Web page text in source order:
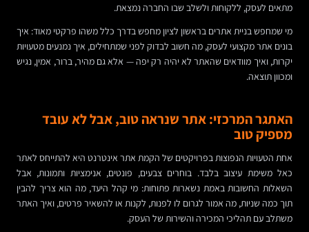
מתאים לעסק, ללקוחות ולשלב שבו החברה נמצאת.
מי שמחפש בניית אתרים בראשון לציון מחפש בדרך כלל משהו פרקטי מאוד: איך
בונים אתר מקצועי לעסק, מה חשוב לבדוק לפני שמתחילים, איך נמנעים מטעויות
יקרות, ואיך מוודאים שהאתר לא יהיה רק יפה — אלא גם מהיר, ברור, אמין, נגיש
ומכוון תוצאה.
האתגר המרכזי: אתר שנראה טוב, אבל לא עובד
מספיק טוב
אחת הטעויות הנפוצות בפרויקטים של הקמת אתר אינטרנט היא להתייחס לאתר
כאל משימת עיצוב בלבד. בוחרים צבעים, פונטים, אנימציות ותמונות, אבל
השאלות החשובות באמת נשארות פתוחות: מי קהל היעד, מה הוא צריך להבין
תוך כמה שניות, מה אמור לגרום לו לפנות, לקנות או להשאיר פרטים, ואיך האתר
משתלב עם תהליכי המכירה והשירות של העסק.